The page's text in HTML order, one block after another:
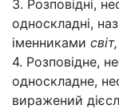
3. Розповідні,
односкладні,
іменниками
4. Розповідне,
односкладне,
виражений